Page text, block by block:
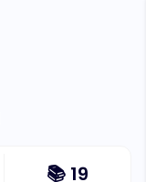
📚 19